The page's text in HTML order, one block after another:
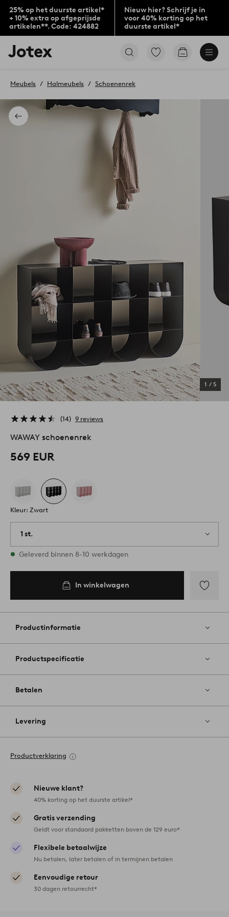
25% op het duurste artikel*
+ 10% extra op afgeprijsde
artikelen**. Code: 424882
Nieuw hier? Schrijf je in
voor 40% korting op het
duurste artikel*
Jotex
logo
to
home
page
Ga
Go
Terug
Meubels Halmeubels Schoenenrek
1 / 5
14 9 reviews
WAWAY schoenenrek
569 EUR
Kleur: Zwart
1 st.
Op voorraad
Geleverd binnen 8-10 werkdagen
In winkelwagen
aan
Productinformatie
Productspecificatie
Betalen
Levering
Productverklaring
Nieuwe klant?
40% korting op het duurste artikel*
Gratis verzending
Geldt voor standaard pakketten boven de 129 euro*
Flexibele betaalwijze
Nu betalen, later betalen of in termijnen betalen
Eenvoudige retour
30 dagen retourrecht*